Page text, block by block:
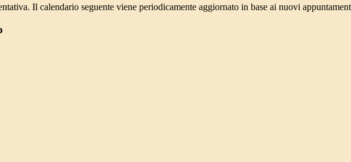
Il calendario seguente viene periodicamente aggiornato in base ai nuovi